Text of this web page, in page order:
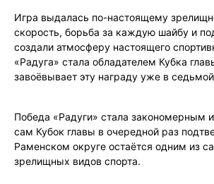
Игра выдалась по-настоящему
скорость, борьба за каждую шайбу и
создали атмосферу настоящего
«Радуга» стала обладателем Кубка
завоёвывает эту награду уже в
Победа «Радуги» стала закономерным
сам Кубок главы в очередной раз
Раменском округе остаётся одним из
зрелищных видов спорта.